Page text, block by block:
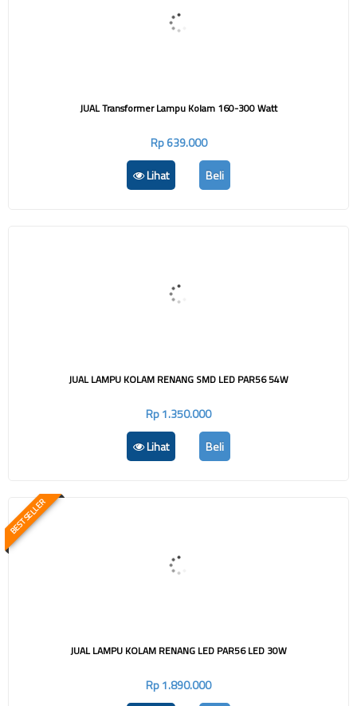
JUAL Transformer Lampu Kolam 160-300 Watt
Rp 639.000
Lihat
Beli
JUAL LAMPU KOLAM RENANG SMD LED PAR56 54W
Rp 1.350.000
Lihat
Beli
BEST SELLER
JUAL LAMPU KOLAM RENANG LED PAR56 LED 30W
Rp 1.890.000